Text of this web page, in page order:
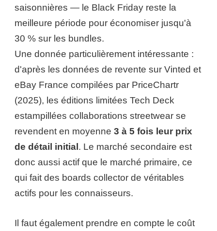
saisonnières — le Black Friday reste la
meilleure période pour économiser jusqu'à
30 % sur les bundles.
Une donnée particulièrement intéressante :
d'après les données de revente sur Vinted et
eBay France compilées par PriceChartr
(2025), les éditions limitées Tech Deck
estampillées collaborations streetwear se
revendent en moyenne 3 à 5 fois leur prix
de détail initial. Le marché secondaire est
donc aussi actif que le marché primaire, ce
qui fait des boards collector de véritables
actifs pour les connaisseurs.
Il faut également prendre en compte le coût